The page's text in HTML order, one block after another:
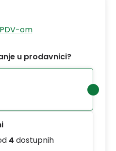
om
u prodavnici?
4 dostupnih